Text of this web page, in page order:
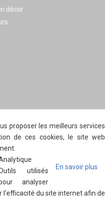
décor
proposer les meilleurs services
de ces cookies, le site web
En savoir plus
utilisés
analyser
l'efficacité du site internet afin de